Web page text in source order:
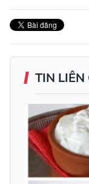
TIN LIÊN